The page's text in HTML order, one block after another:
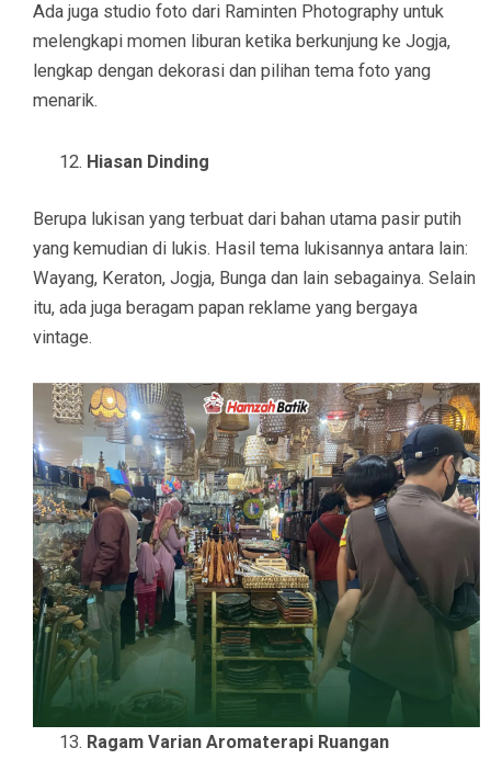
Ada juga studio foto dari Raminten Photography untuk
melengkapi momen liburan ketika berkunjung ke Jogja,
lengkap dengan dekorasi dan pilihan tema foto yang
menarik.
Hiasan Dinding
Berupa lukisan yang terbuat dari bahan utama pasir putih
yang kemudian di lukis. Hasil tema lukisannya antara lain:
Wayang, Keraton, Jogja, Bunga dan lain sebagainya. Selain
itu, ada juga beragam papan reklame yang bergaya
vintage.
Ragam Varian Aromaterapi Ruangan